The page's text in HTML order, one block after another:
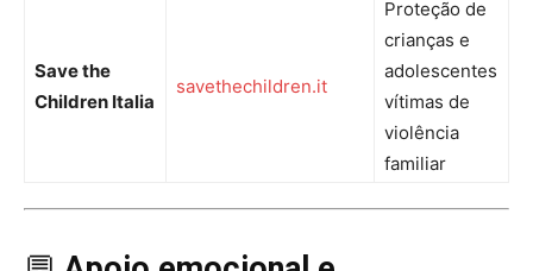
Save the
Children Italia
savethechildren.it
Proteção de
crianças e
adolescentes
vítimas de
violência
familiar